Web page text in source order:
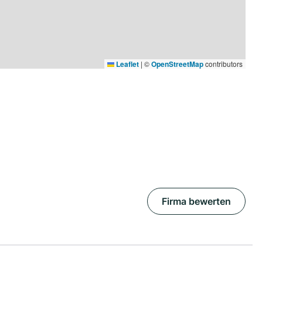
Leaflet | ©OpenStreetMapcontributors
Firma bewerten